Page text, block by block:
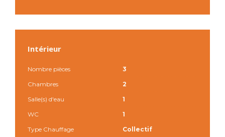
Intérieur
Nombre pièces
3
Chambres
2
Salle(s) d'eau
1
WC
1
Type Chauffage
Collectif